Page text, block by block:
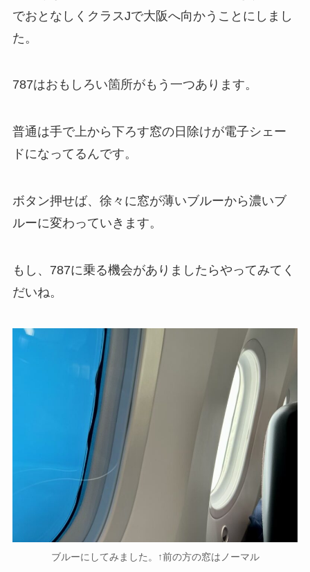
でおとなしくクラスJで大阪へ向かうことにしまし
た。
787はおもしろい箇所がもう一つあります。
普通は手で上から下ろす窓の日除けが電子シェー
ドになってるんです。
ボタン押せば、徐々に窓が薄いブルーから濃いブ
ルーに変わっていきます。
もし、787に乗る機会がありましたらやってみてく
だいね。
ブルーにしてみました。↑前の方の窓はノーマル